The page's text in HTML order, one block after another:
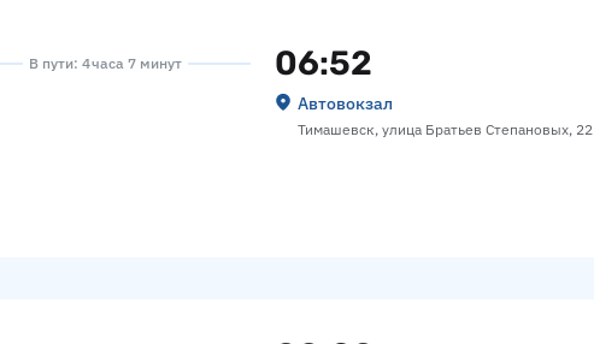
В пути: 4 часа 7 минут 06:52
Автовокзал
Тимашевск, улица Братьев Степановых, 22